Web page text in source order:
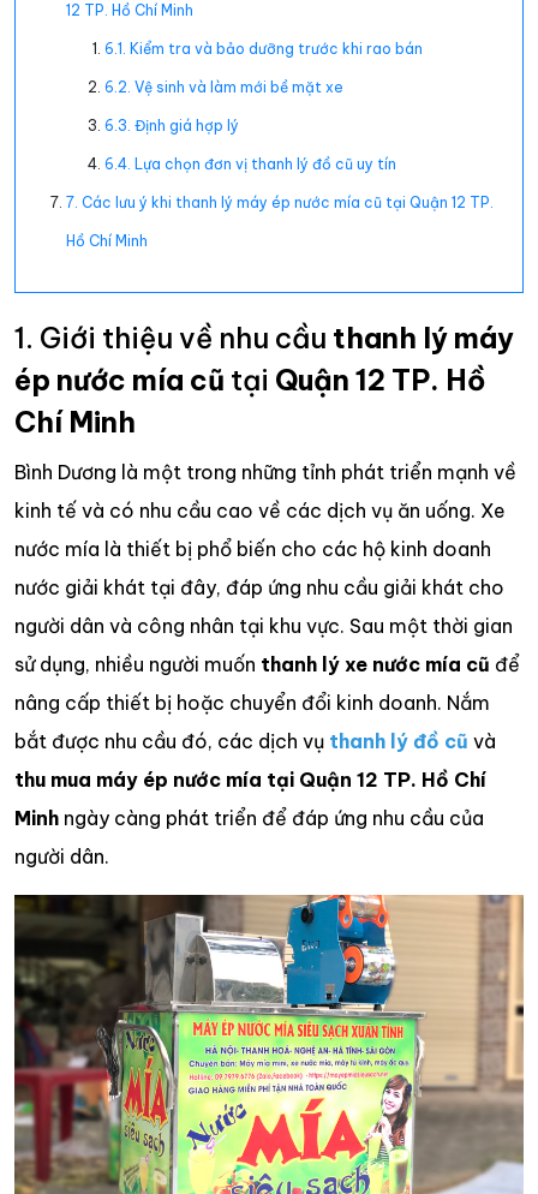
12 TP. Hồ Chí Minh
6.1. Kiểm tra và bảo dưỡng trước khi rao bán
6.2. Vệ sinh và làm mới bề mặt xe
6.3. Định giá hợp lý
6.4. Lựa chọn đơn vị thanh lý đồ cũ uy tín
7. Các lưu ý khi thanh lý máy ép nước mía cũ tại Quận 12 TP.
Hồ Chí Minh
1. Giới thiệu về nhu cầu thanh lý máy
ép nước mía cũ tại Quận 12 TP. Hồ
Chí Minh
Bình Dương là một trong những tỉnh phát triển mạnh về
kinh tế và có nhu cầu cao về các dịch vụ ăn uống. Xe
nước mía là thiết bị phổ biến cho các hộ kinh doanh
nước giải khát tại đây, đáp ứng nhu cầu giải khát cho
người dân và công nhân tại khu vực. Sau một thời gian
sử dụng, nhiều người muốn thanh lý xe nước mía cũ để
nâng cấp thiết bị hoặc chuyển đổi kinh doanh. Nắm
bắt được nhu cầu đó, các dịch vụ thanh lý đồ cũ và
thu mua máy ép nước mía tại Quận 12 TP. Hồ Chí
Minh ngày càng phát triển để đáp ứng nhu cầu của
người dân.